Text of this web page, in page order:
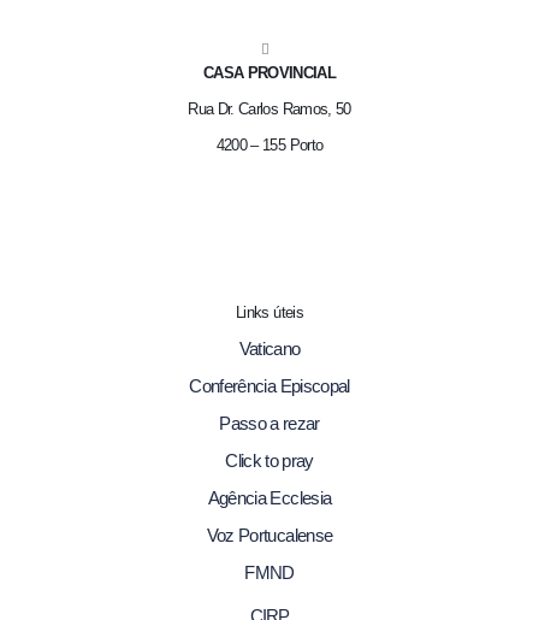
CASA PROVINCIAL
Rua Dr. Carlos Ramos, 50
4200 – 155 Porto
Links úteis
Vaticano
Conferência Episcopal
Passo a rezar
Click to pray
Agência Ecclesia
Voz Portucalense
FMND
CIRP